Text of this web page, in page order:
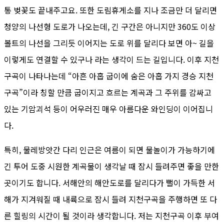
통 벚꽃도 끝내주고요. 또한 도림휴게소를 지나 조금만 더 달리면
청양의 나선형 도로가 나오는데, 긴 구간은 아니지만 360도 이상
볼트의 나선을 그리듯 이어지는 도로 위를 달리다 보면 아~ 길을
이렇게도 연결할 수 있구나 라는 생각이 드는 길입니다. 이후 지천
구곡이 나타나는데 “아흔 아홉 굽이에 숨은 아홉 가지 경승 지천
구곡”이라 칭할 만큼 굽이지고 흐르는 계곡과 그 주위를 감싸고
있는 기암괴석 등이 어우러진 매우 아름다운 와인딩이 이어집니
다.
특히, 물레방앗간 다리 인근은 여름이 되면 물놀이가 가능하기에
긴 투어 도중 시원한 계곡물이 생각날 때 잠시 들려주면 좋을 만한
곳이기도 합니다. 서해안의 해안도로를 달리다가 뻘이 가득한 서
해가 지겨워질 때 내륙으로 잠시 들려 지천구곡을 주행하면 또 다
른 힐링의 시간이 될 것이라 생각합니다. 저는 지천구곡 이후 부여